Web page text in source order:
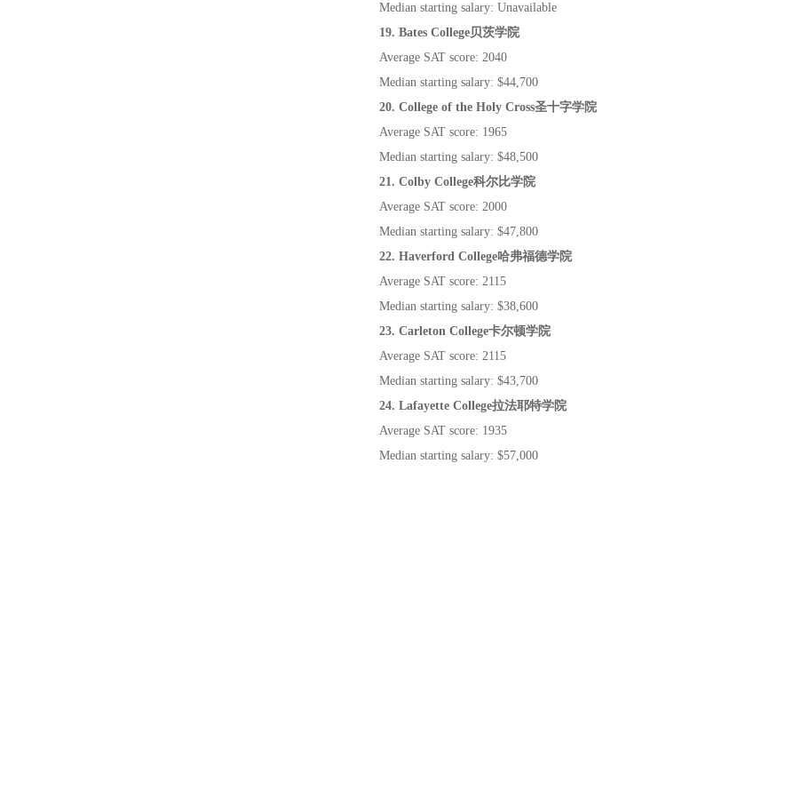
Median starting salary: Unavailable
19. Bates College贝茨学院
Average SAT score: 2040
Median starting salary: $44,700
20. College of the Holy Cross圣十字学院
Average SAT score: 1965
Median starting salary: $48,500
21. Colby College科尔比学院
Average SAT score: 2000
Median starting salary: $47,800
22. Haverford College哈弗福德学院
Average SAT score: 2115
Median starting salary: $38,600
23. Carleton College卡尔顿学院
Average SAT score: 2115
Median starting salary: $43,700
24. Lafayette College拉法耶特学院
Average SAT score: 1935
Median starting salary: $57,000